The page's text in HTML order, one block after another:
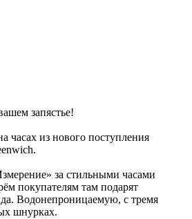
запястье!
часах из нового поступления
за стильными часами
покупателям там подарят
Водонепроницаемую, с тремя
шнурках.